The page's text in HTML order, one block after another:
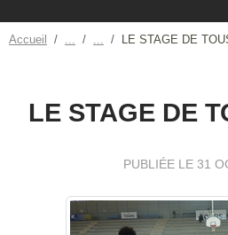
Accueil LE STAGE DE
LE STAGE DE
PUBLIÉE LE 31